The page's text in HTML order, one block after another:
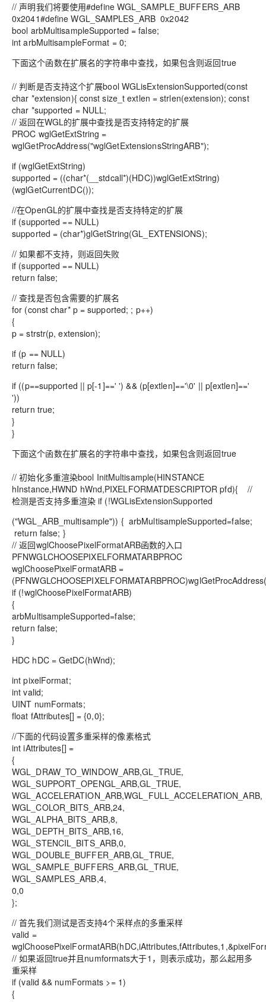
// 声明我们将要使用#define WGL_SAMPLE_BUFFERS_ARB
0x2041#define WGL_SAMPLES_ARB 0x2042
bool arbMultisampleSupported = false;
int arbMultisampleFormat = 0;
下面这个函数在扩展名的字符串中查找，如果包含则返回true
// 判断是否支持这个扩展bool WGLisExtensionSupported(const
char *extension){ const size_t extlen = strlen(extension); const
char *supported = NULL;
// 返回在WGL的扩展中查找是否支持特定的扩展
PROC wglGetExtString =
wglGetProcAddress("wglGetExtensionsStringARB");
if (wglGetExtString)
supported = ((char*(__stdcall*)(HDC))wglGetExtString)
(wglGetCurrentDC());
//在OpenGL的扩展中查找是否支持特定的扩展
if (supported == NULL)
supported = (char*)glGetString(GL_EXTENSIONS);
// 如果都不支持，则返回失败
if (supported == NULL)
return false;
// 查找是否包含需要的扩展名
for (const char* p = supported; ; p++)
{
p = strstr(p, extension);
if (p == NULL)
return false;
if ((p==supported || p[-1]==' ') && (p[extlen]=='\0' || p[extlen]=='
'))
return true;
}
}
下面这个函数在扩展名的字符串中查找，如果包含则返回true
// 初始化多重渲染bool InitMultisample(HINSTANCE
hInstance,HWND hWnd,PIXELFORMATDESCRIPTOR pfd){ //
检测是否支持多重渲染 if (!WGLisExtensionSupported
("WGL_ARB_multisample")) { arbMultisampleSupported=false;
return false; }
// 返回wglChoosePixelFormatARB函数的入口
PFNWGLCHOOSEPIXELFORMATARBPROC
wglChoosePixelFormatARB =
if (!wglChoosePixelFormatARB)
{
arbMultisampleSupported=false;
return false;
}
HDC hDC = GetDC(hWnd);
int pixelFormat;
int valid;
UINT numFormats;
float fAttributes[] = {0,0};
//下面的代码设置多重采样的像素格式
int iAttributes[] =
{
WGL_DRAW_TO_WINDOW_ARB,GL_TRUE,
WGL_SUPPORT_OPENGL_ARB,GL_TRUE,
WGL_ACCELERATION_ARB,WGL_FULL_ACCELERATION_ARB,
WGL_COLOR_BITS_ARB,24,
WGL_ALPHA_BITS_ARB,8,
WGL_DEPTH_BITS_ARB,16,
WGL_STENCIL_BITS_ARB,0,
WGL_DOUBLE_BUFFER_ARB,GL_TRUE,
WGL_SAMPLE_BUFFERS_ARB,GL_TRUE,
WGL_SAMPLES_ARB,4,
0,0
};
// 首先我们测试是否支持4个采样点的多重采样
valid =
// 如果返回true并且numformats大于1，则表示成功，那么起用多
重采样
if (valid && numFormats >= 1)
{